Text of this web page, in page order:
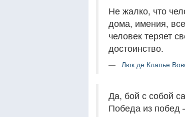
Не жалко, что
дома, имения,
человек теряет
достоинство.
Люк де Клапье
Да, бой с собой
Победа из